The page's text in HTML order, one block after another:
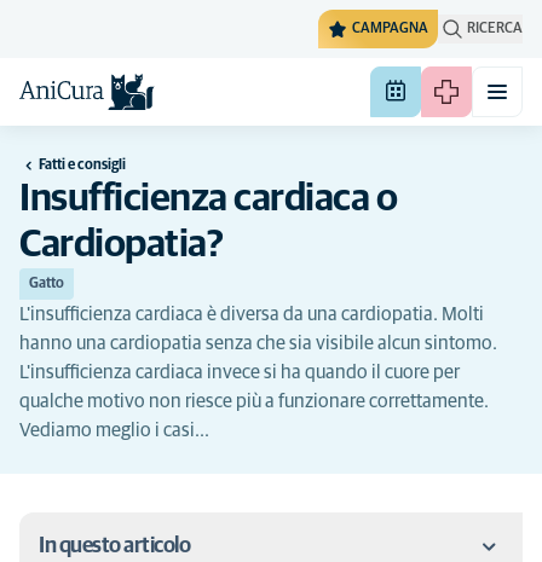
CAMPAGNA RICERCA
Fatti e consigli
Insufficienza cardiaca o
Cardiopatia?
Gatto
L'insufficienza cardiaca è diversa da una cardiopatia. Molti
hanno una cardiopatia senza che sia visibile alcun sintomo.
L'insufficienza cardiaca invece si ha quando il cuore per
qualche motivo non riesce più a funzionare correttamente.
Vediamo meglio i casi...
In questo articolo